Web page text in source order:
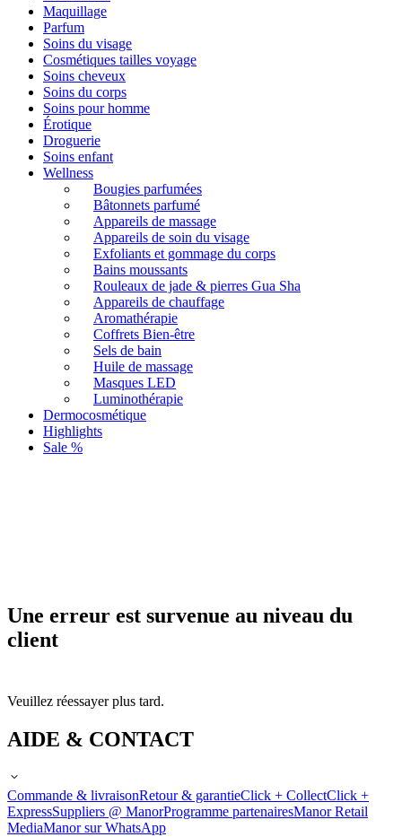
Maquillage
Parfum
Soins du visage
Cosmétiques tailles voyage
Soins cheveux
Soins du corps
Soins pour homme
Érotique
Droguerie
Soins enfant
Wellness
Bougies parfumées
Bâtonnets parfumé
Appareils de massage
Appareils de soin du visage
Exfoliants et gommage du corps
Bains moussants
Rouleaux de jade & pierres Gua Sha
Appareils de chauffage
Aromathérapie
Coffrets Bien-être
Sels de bain
Huile de massage
Masques LED
Luminothérapie
Dermocosmétique
Highlights
Sale %
Une erreur est survenue au niveau du
client
Veuillez réessayer plus tard.
AIDE & CONTACT
Commande & livraisonRetour & garantieClick + CollectClick +
ExpressSuppliers @ ManorProgramme partenairesManor Retail
MediaManor sur WhatsApp